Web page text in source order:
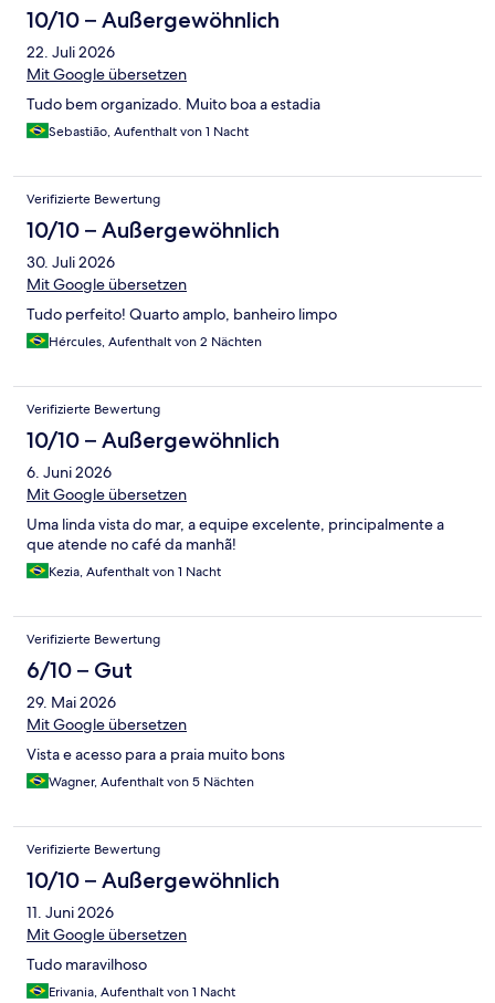
10/10 – Außergewöhnlich
22. Juli 2026
Mit Google übersetzen
Tudo bem organizado. Muito boa a estadia
Sebastião, Aufenthalt von 1 Nacht
Verifizierte Bewertung
10/10 – Außergewöhnlich
30. Juli 2026
Mit Google übersetzen
Tudo perfeito! Quarto amplo, banheiro limpo
Hércules, Aufenthalt von 2 Nächten
Verifizierte Bewertung
10/10 – Außergewöhnlich
6. Juni 2026
Mit Google übersetzen
Uma linda vista do mar, a equipe excelente, principalmente a
que atende no café da manhã!
Kezia, Aufenthalt von 1 Nacht
Verifizierte Bewertung
6/10 – Gut
29. Mai 2026
Mit Google übersetzen
Vista e acesso para a praia muito bons
Wagner, Aufenthalt von 5 Nächten
Verifizierte Bewertung
10/10 – Außergewöhnlich
11. Juni 2026
Mit Google übersetzen
Tudo maravilhoso
Erivania, Aufenthalt von 1 Nacht